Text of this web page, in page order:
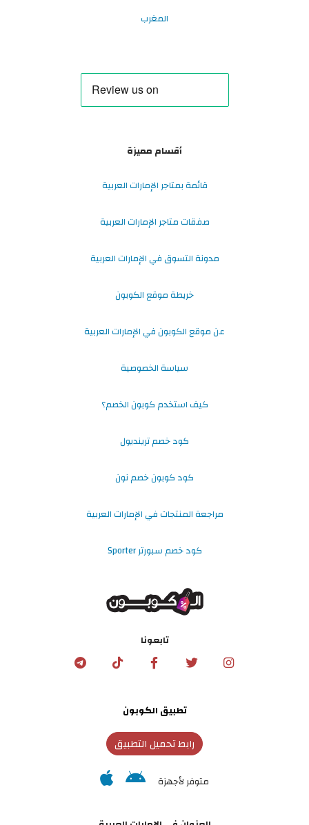
المغرب
أقسام مميزة
قائمة بمتاجر الإمارات العربية
صفقات متاجر الإمارات العربية
مدونة التسوق في الإمارات العربية
خريطة موقع الكوبون
عن موقع الكوبون في الإمارات العربية
سياسة الخصوصية
كيف استخدم كوبون الخصم؟
كود خصم ترينديول
كود كوبون خصم نون
مراجعة المنتجات في الإمارات العربية
كود خصم سبورتر Sporter
تابعونا
تطبيق الكوبون
رابط تحميل التطبيق
متوفر لأجهزة